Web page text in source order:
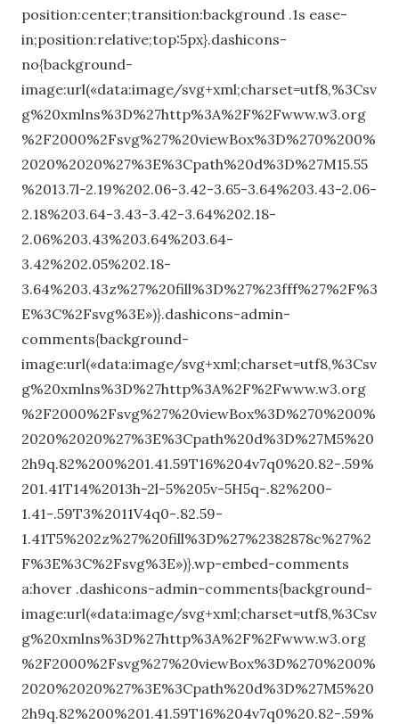
position:center;transition:background .1s ease-
in;position:relative;top:5px}.dashicons-
no{background-
image:url(«data:image/svg+xml;charset=utf8,%3Csv
g%20xmlns%3D%27http%3A%2F%2Fwww.w3.org
%2F2000%2Fsvg%27%20viewBox%3D%270%200%
2020%2020%27%3E%3Cpath%20d%3D%27M15.55
%2013.7l-2.19%202.06-3.42-3.65-3.64%203.43-2.06-
2.18%203.64-3.43-3.42-3.64%202.18-
2.06%203.43%203.64%203.64-
3.42%202.05%202.18-
3.64%203.43z%27%20fill%3D%27%23fff%27%2F%3
E%3C%2Fsvg%3E»)}.dashicons-admin-
comments{background-
image:url(«data:image/svg+xml;charset=utf8,%3Csv
g%20xmlns%3D%27http%3A%2F%2Fwww.w3.org
%2F2000%2Fsvg%27%20viewBox%3D%270%200%
2020%2020%27%3E%3Cpath%20d%3D%27M5%20
2h9q.82%200%201.41.59T16%204v7q0%20.82-.59%
201.41T14%2013h-2l-5%205v-5H5q-.82%200-
1.41-.59T3%2011V4q0-.82.59-
1.41T5%202z%27%20fill%3D%27%2382878c%27%2
F%3E%3C%2Fsvg%3E»)}.wp-embed-comments
a:hover .dashicons-admin-comments{background-
image:url(«data:image/svg+xml;charset=utf8,%3Csv
g%20xmlns%3D%27http%3A%2F%2Fwww.w3.org
%2F2000%2Fsvg%27%20viewBox%3D%270%200%
2020%2020%27%3E%3Cpath%20d%3D%27M5%20
2h9q.82%200%201.41.59T16%204v7q0%20.82-.59%